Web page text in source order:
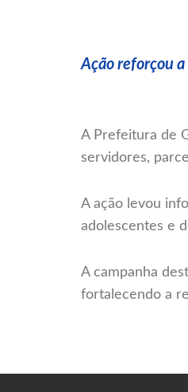
Ação reforçou
A Prefeitura de
servidores,
A ação levou
adolescentes e
A campanha
fortalecendo a